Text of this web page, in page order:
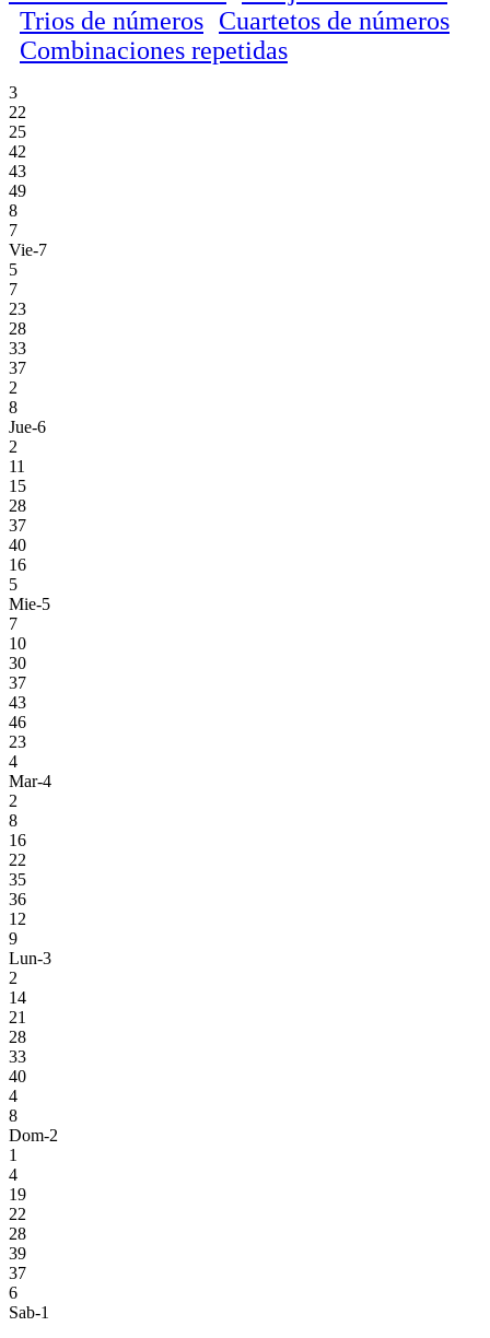
Trios de números Cuartetos de números
Combinaciones repetidas
3
22
25
42
43
49
8
7
Vie-7
5
7
23
28
33
37
2
8
Jue-6
2
11
15
28
37
40
16
5
Mie-5
7
10
30
37
43
46
23
4
Mar-4
2
8
16
22
35
36
12
9
Lun-3
2
14
21
28
33
40
4
8
Dom-2
1
4
19
22
28
39
37
6
Sab-1